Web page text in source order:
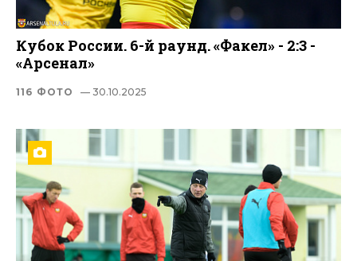
Кубок России. 6-й раунд. «Факел» - 2:3 -
«Арсенал»
116 ФОТО — 30.10.2025